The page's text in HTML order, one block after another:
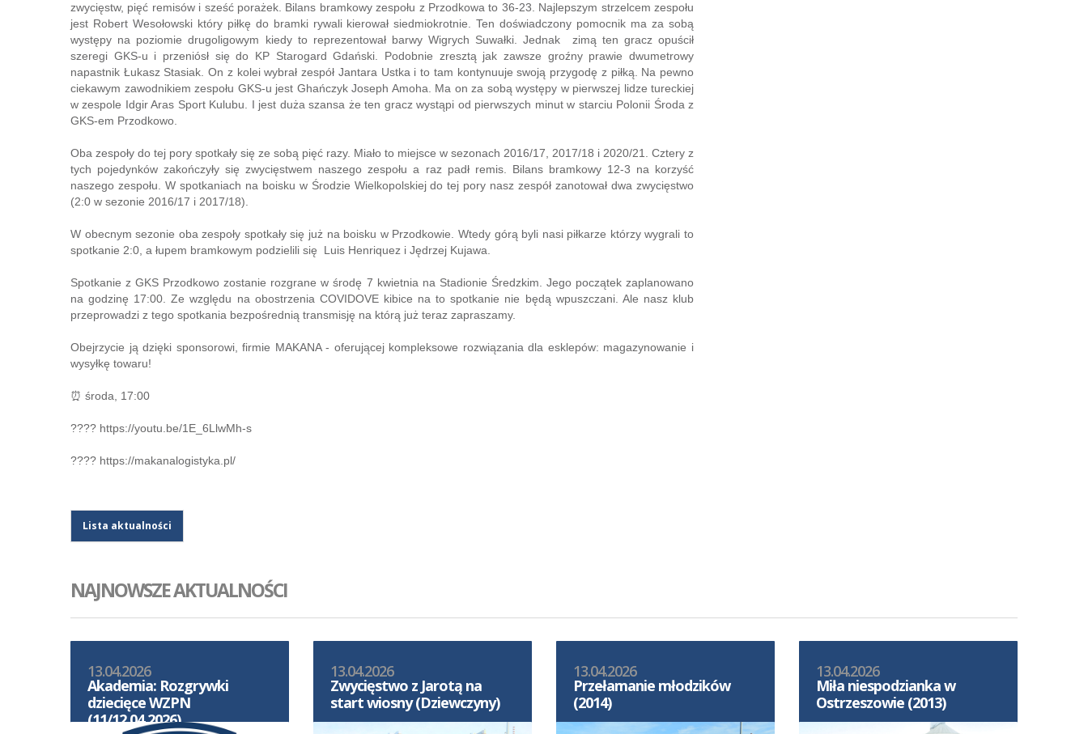
zwycięstw, pięć remisów i sześć porażek. Bilans bramkowy zespołu z Przodkowa to 36-23. Najlepszym strzelcem zespołu
jest Robert Wesołowski który piłkę do bramki rywali kierował siedmiokrotnie. Ten doświadczony pomocnik ma za sobą
występy na poziomie drugoligowym kiedy to reprezentował barwy Wigrych Suwałki. Jednak zimą ten gracz opuścił
szeregi GKS-u i przeniósł się do KP Starogard Gdański. Podobnie zresztą jak zawsze groźny prawie dwumetrowy
napastnik Łukasz Stasiak. On z kolei wybrał zespół Jantara Ustka i to tam kontynuuje swoją przygodę z piłką. Na pewno
ciekawym zawodnikiem zespołu GKS-u jest Ghańczyk Joseph Amoha. Ma on za sobą występy w pierwszej lidze tureckiej
w zespole Idgir Aras Sport Kulubu. I jest duża szansa że ten gracz wystąpi od pierwszych minut w starciu Polonii Środa z
GKS-em Przodkowo.
Oba zespoły do tej pory spotkały się ze sobą pięć razy. Miało to miejsce w sezonach 2016/17, 2017/18 i 2020/21. Cztery z
tych pojedynków zakończyły się zwycięstwem naszego zespołu a raz padł remis. Bilans bramkowy 12-3 na korzyść
naszego zespołu. W spotkaniach na boisku w Środzie Wielkopolskiej do tej pory nasz zespół zanotował dwa zwycięstwo
(2:0 w sezonie 2016/17 i 2017/18).
W obecnym sezonie oba zespoły spotkały się już na boisku w Przodkowie. Wtedy górą byli nasi piłkarze którzy wygrali to
spotkanie 2:0, a łupem bramkowym podzielili się Luis Henriquez i Jędrzej Kujawa.
Spotkanie z GKS Przodkowo zostanie rozgrane w środę 7 kwietnia na Stadionie Średzkim. Jego początek zaplanowano
na godzinę 17:00. Ze względu na obostrzenia COVIDOVE kibice na to spotkanie nie będą wpuszczani. Ale nasz klub
przeprowadzi z tego spotkania bezpośrednią transmisję na którą już teraz zapraszamy.
Obejrzycie ją dzięki sponsorowi, firmie MAKANA - oferującej kompleksowe rozwiązania dla esklepów: magazynowanie i
wysyłkę towaru!
⏰ środa, 17:00
???? https://youtu.be/1E_6LlwMh-s
???? https://makanalogistyka.pl/
Lista aktualności
NAJNOWSZE AKTUALNOŚCI
13.04.2026
Akademia: Rozgrywki
dziecięce WZPN
(11/12.04.2026)
13.04.2026
Zwycięstwo z Jarotą na
start wiosny (Dziewczyny)
13.04.2026
Przełamanie młodzików
(2014)
13.04.2026
Miła niespodzianka w
Ostrzeszowie (2013)